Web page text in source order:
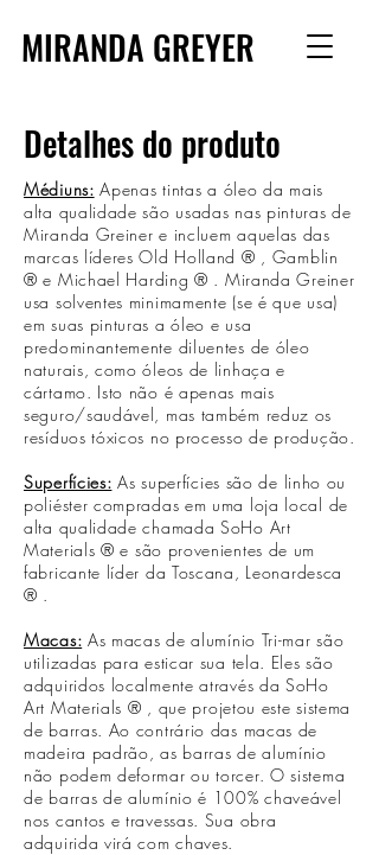
MIRANDA GREYER
Detalhes do produto
Médiuns: Apenas tintas a óleo da mais
alta qualidade são usadas nas pinturas de
Miranda Greiner e incluem aquelas das
marcas líderes Old Holland ® , Gamblin
® e Michael Harding® . Miranda Greiner
usa solventes minimamente (se é que usa)
em suas pinturas a óleo e usa
predominantemente diluentes de óleo
naturais, como óleos de linhaça e
cártamo. Isto não é apenas mais
seguro/saudável, mas também reduz os
resíduos tóxicos no processo de produção.
Superfícies: As superfícies são de linho ou
poliéster compradas em uma loja local de
alta qualidade chamada SoHo Art
Materials ® e são provenientes de um
fabricante líder da Toscana, Leonardesca
® .
Macas: As macas de alumínio Tri-mar são
utilizadas para esticar sua tela. Eles são
adquiridos localmente através da SoHo
Art Materials ® , que projetou este sistema
de barras. Ao contrário das macas de
madeira padrão, as barras de alumínio
não podem deformar ou torcer. O sistema
de barras de alumínio é 100% chaveável
nos cantos e travessas. Sua obra
adquirida virá com chaves.